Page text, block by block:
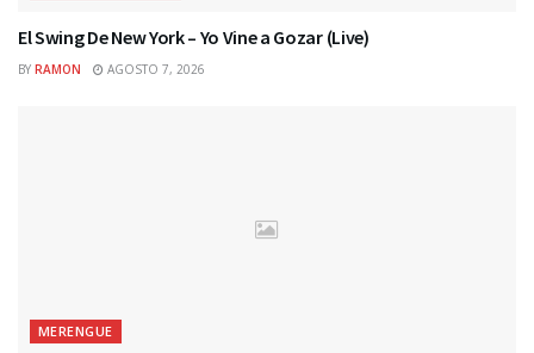
El Swing De New York – Yo Vine a Gozar (Live)
BY RAMON AGOSTO 7, 2026
MERENGUE